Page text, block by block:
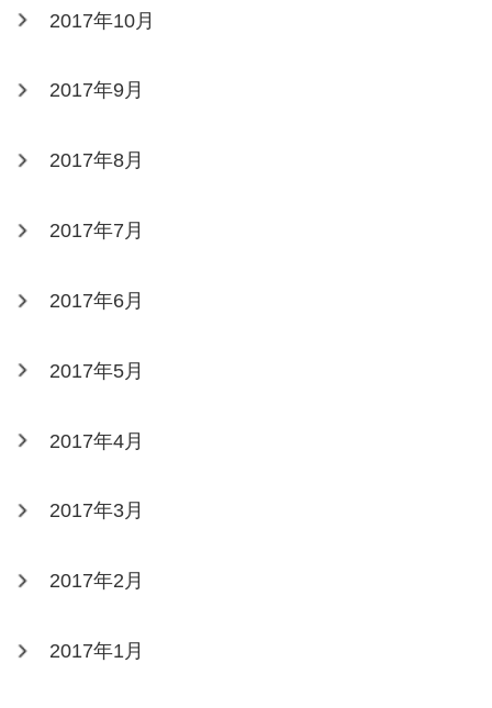
2017年10月
2017年9月
2017年8月
2017年7月
2017年6月
2017年5月
2017年4月
2017年3月
2017年2月
2017年1月